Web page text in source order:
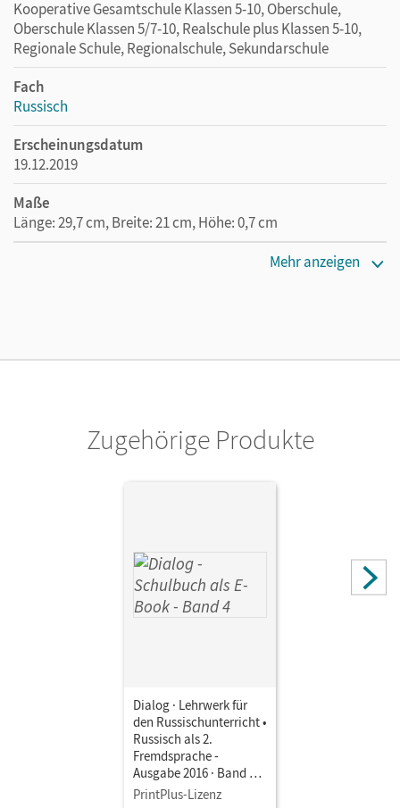
Kooperative Gesamtschule Klassen 5-10, Oberschule,
Oberschule Klassen 5/7-10, Realschule plus Klassen 5-10,
Regionale Schule, Regionalschule, Sekundarschule
Fach
Russisch
Erscheinungsdatum
19.12.2019
Maße
Länge: 29,7 cm, Breite: 21 cm, Höhe: 0,7 cm
Mehr anzeigen
Zugehörige Produkte
Dialog · Lehrwerk für
den Russischunterricht •
Russisch als 2.
Fremdsprache -
Ausgabe 2016 · Band 4 •
Schulbuch als E-Book
PrintPlus-Lizenz